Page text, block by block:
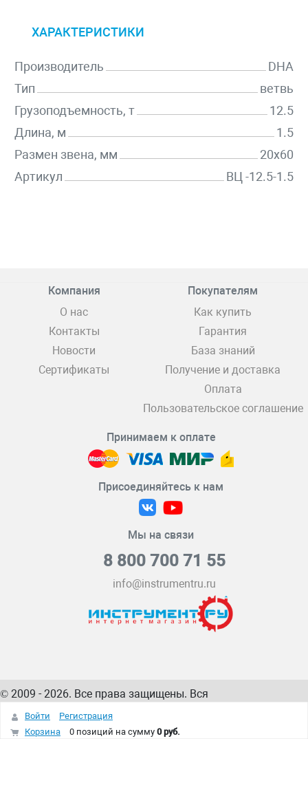
ХАРАКТЕРИСТИКИ
Производитель
DHA
Тип
ветвь
Грузоподъемность, т
12.5
Длина, м
1.5
Размен звена, мм
20х60
Артикул
ВЦ -12.5-1.5
Компания
О нас
Контакты
Новости
Сертификаты
Покупателям
Как купить
Гарантия
База знаний
Получение и доставка
Оплата
Пользовательское соглашение
Принимаем к оплате
Присоединяйтесь к нам
Мы на связи
8 800 700 71 55
info@instrumentru.ru
© 2009 - 2026. Все права защищены. Вся
информация на сайте – собственность
интернет-магазина
Войти
Регистрация
Корзина
0 позиций на сумму 0 руб.